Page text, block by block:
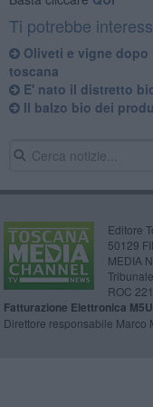
Ti potrebbe
Oliveti e vigne dopo
toscana
E' nato il distretto
Il balzo bio dei
Editore
50129
MEDIA
ROC
Fatturazione Elettronica
Direttore responsabile Marco